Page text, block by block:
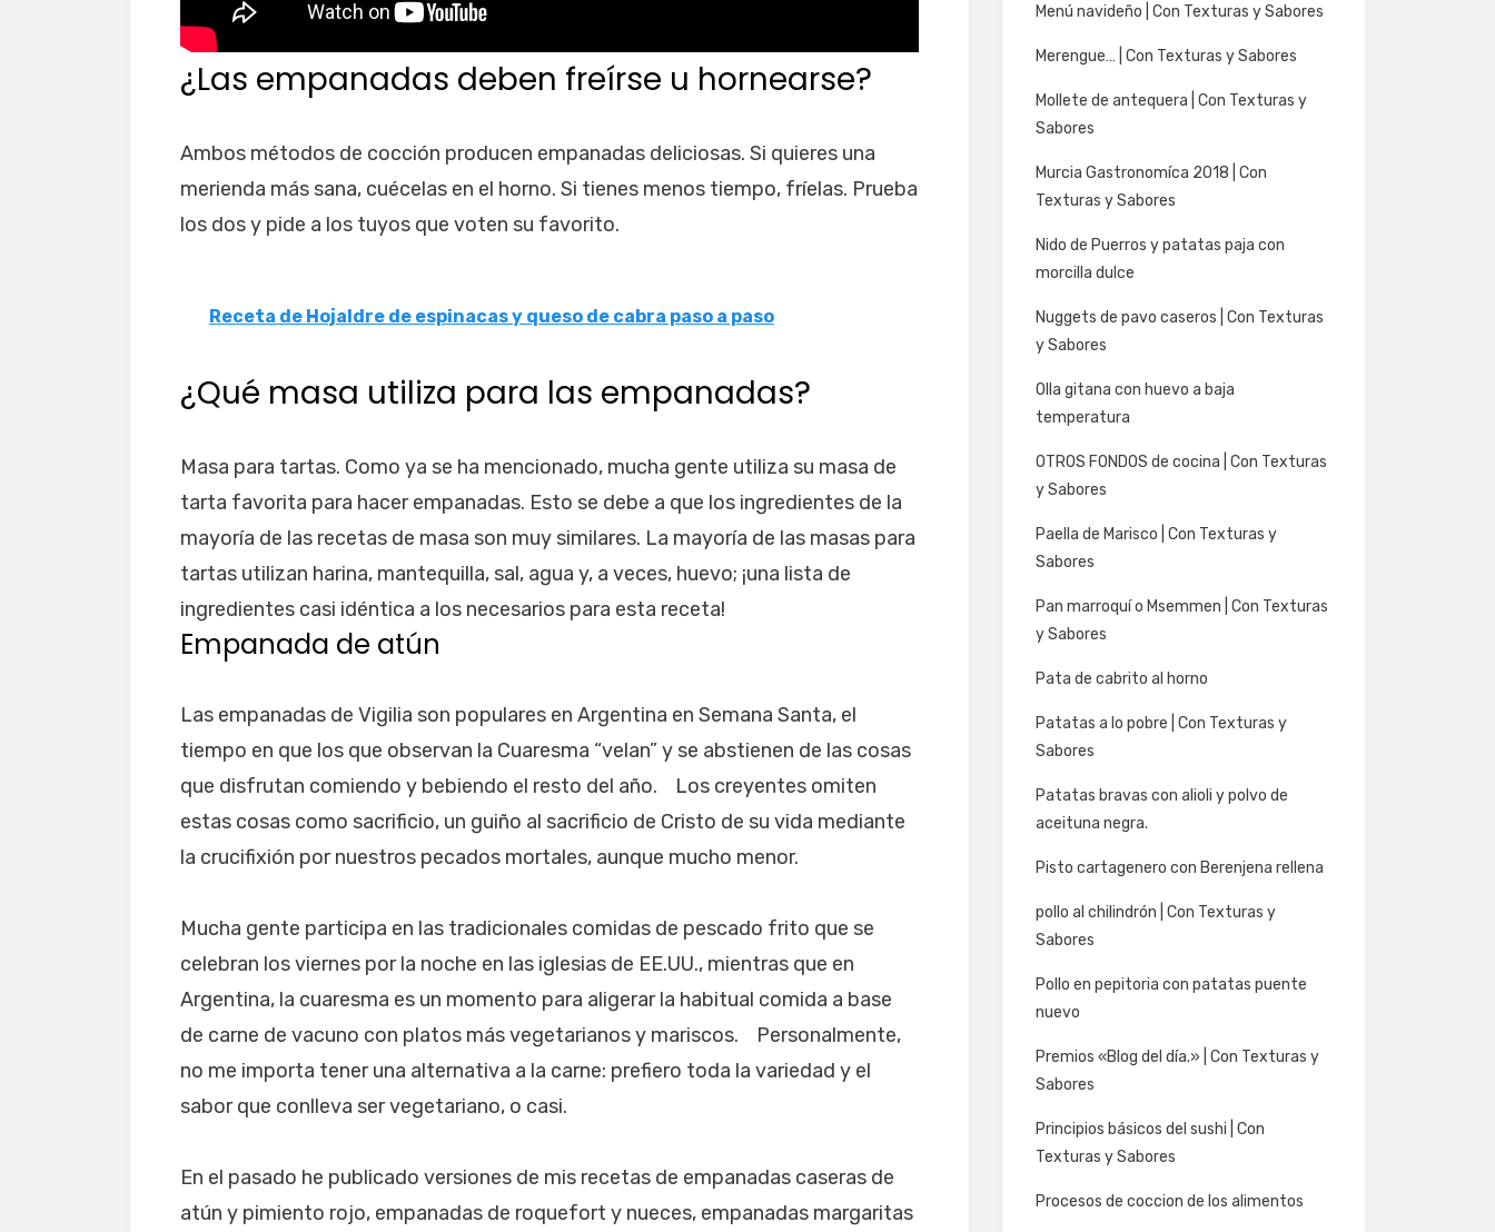
¿Las empanadas deben freírse u hornearse?
Ambos métodos de cocción producen empanadas deliciosas. Si quieres una
merienda más sana, cuécelas en el horno. Si tienes menos tiempo, fríelas. Prueba
los dos y pide a los tuyos que voten su favorito.
Receta de Hojaldre de espinacas y queso de cabra paso a paso
¿Qué masa utiliza para las empanadas?
Masa para tartas. Como ya se ha mencionado, mucha gente utiliza su masa de
tarta favorita para hacer empanadas. Esto se debe a que los ingredientes de la
mayoría de las recetas de masa son muy similares. La mayoría de las masas para
tartas utilizan harina, mantequilla, sal, agua y, a veces, huevo; ¡una lista de
ingredientes casi idéntica a los necesarios para esta receta!
Empanada de atún
Las empanadas de Vigilia son populares en Argentina en Semana Santa, el
tiempo en que los que observan la Cuaresma “velan” y se abstienen de las cosas
que disfrutan comiendo y bebiendo el resto del año. Los creyentes omiten
estas cosas como sacrificio, un guiño al sacrificio de Cristo de su vida mediante
la crucifixión por nuestros pecados mortales, aunque mucho menor.
Mucha gente participa en las tradicionales comidas de pescado frito que se
celebran los viernes por la noche en las iglesias de EE.UU., mientras que en
Argentina, la cuaresma es un momento para aligerar la habitual comida a base
de carne de vacuno con platos más vegetarianos y mariscos. Personalmente,
no me importa tener una alternativa a la carne: prefiero toda la variedad y el
sabor que conlleva ser vegetariano, o casi.
En el pasado he publicado versiones de mis recetas de empanadas caseras de
atún y pimiento rojo, empanadas de roquefort y nueces, empanadas margaritas
Menú navideño | Con Texturas y Sabores
Merengue… | Con Texturas y Sabores
Mollete de antequera | Con Texturas y
Sabores
Murcia Gastronomíca 2018 | Con
Texturas y Sabores
Nido de Puerros y patatas paja con
morcilla dulce
Nuggets de pavo caseros | Con Texturas
y Sabores
Olla gitana con huevo a baja
temperatura
OTROS FONDOS de cocina | Con Texturas
y Sabores
Paella de Marisco | Con Texturas y
Sabores
Pan marroquí o Msemmen | Con Texturas
y Sabores
Pata de cabrito al horno
Patatas a lo pobre | Con Texturas y
Sabores
Patatas bravas con alioli y polvo de
aceituna negra.
Pisto cartagenero con Berenjena rellena
pollo al chilindrón | Con Texturas y
Sabores
Pollo en pepitoria con patatas puente
nuevo
Premios «Blog del día.» | Con Texturas y
Sabores
Principios básicos del sushi | Con
Texturas y Sabores
Procesos de coccion de los alimentos